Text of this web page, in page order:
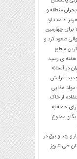
بحران منطقه و
ادامه دارد
برای چهارمین
صعود کرد و
سطح
رسید
در آستانه
افزایش
غذایی
از خاک
حمله به
ممنوع
و رعد و برق در
۱۲ استان طی ۵ روز